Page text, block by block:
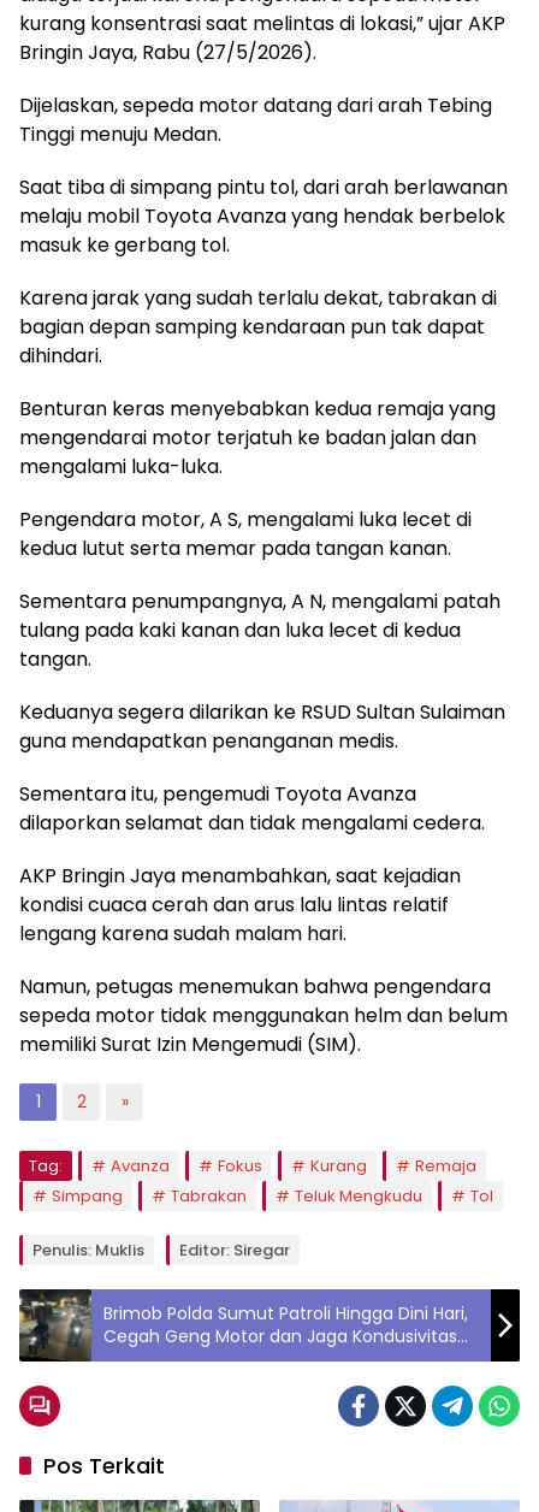
kurang konsentrasi saat melintas di lokasi,” ujar AKP
Bringin Jaya, Rabu (27/5/2026).
Dijelaskan, sepeda motor datang dari arah Tebing
Tinggi menuju Medan.
Saat tiba di simpang pintu tol, dari arah berlawanan
melaju mobil Toyota Avanza yang hendak berbelok
masuk ke gerbang tol.
Karena jarak yang sudah terlalu dekat, tabrakan di
bagian depan samping kendaraan pun tak dapat
dihindari.
Benturan keras menyebabkan kedua remaja yang
mengendarai motor terjatuh ke badan jalan dan
mengalami luka-luka.
Pengendara motor, A S, mengalami luka lecet di
kedua lutut serta memar pada tangan kanan.
Sementara penumpangnya, A N, mengalami patah
tulang pada kaki kanan dan luka lecet di kedua
tangan.
Keduanya segera dilarikan ke RSUD Sultan Sulaiman
guna mendapatkan penanganan medis.
Sementara itu, pengemudi Toyota Avanza
dilaporkan selamat dan tidak mengalami cedera.
AKP Bringin Jaya menambahkan, saat kejadian
kondisi cuaca cerah dan arus lalu lintas relatif
lengang karena sudah malam hari.
Namun, petugas menemukan bahwa pengendara
sepeda motor tidak menggunakan helm dan belum
memiliki Surat Izin Mengemudi (SIM).
1 2 »
Tag: Avanza Fokus Kurang
Remaja
Simpang
Tabrakan Teluk Mengkudu Tol
Penulis: Muklis Editor: Siregar
Brimob Polda Sumut Patroli Hingga Dini Hari,
Cegah Geng Motor dan Jaga Kondusivitas
Kota Medan
Pos Terkait